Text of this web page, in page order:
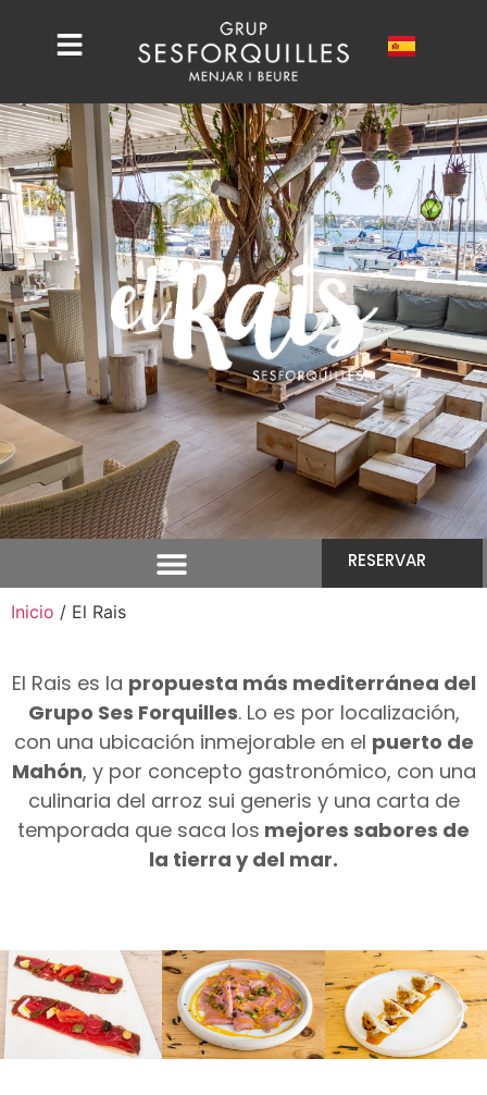
RESERVAR
Inicio / El Rais
El Rais es la propuesta más mediterránea del
Grupo Ses Forquilles. Lo es por localización,
con una ubicación inmejorable en el puerto de
Mahón, y por concepto gastronómico, con una
culinaria del arroz sui generis y una carta de
temporada que saca los mejores sabores de
la tierra y del mar.